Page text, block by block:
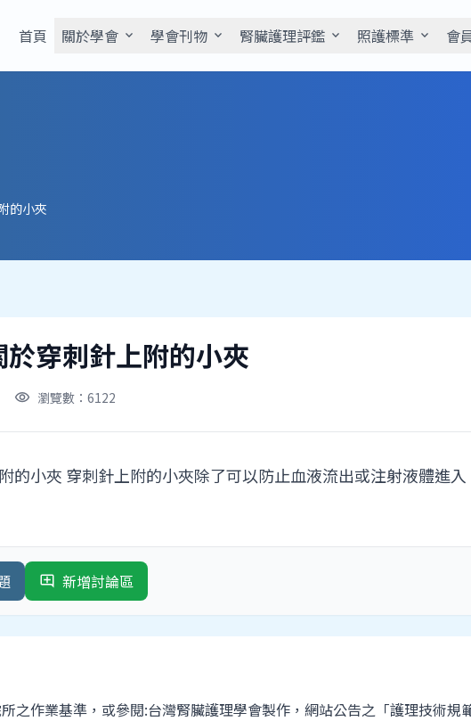
首頁 關於學會 expand_more 學會刊物 expand_more 腎臟護理評鑑 expand_more 照護標準 expand_more 會
的小夾
穿刺針上附的小夾
visibility 瀏覽數：6122
的小夾 穿刺針上附的小夾除了可以防止血液流出或注射液體進
add_comment 新增討論區
之作業基準，或參閱:台灣腎臟護理學會製作，網站公告之「護理技術規